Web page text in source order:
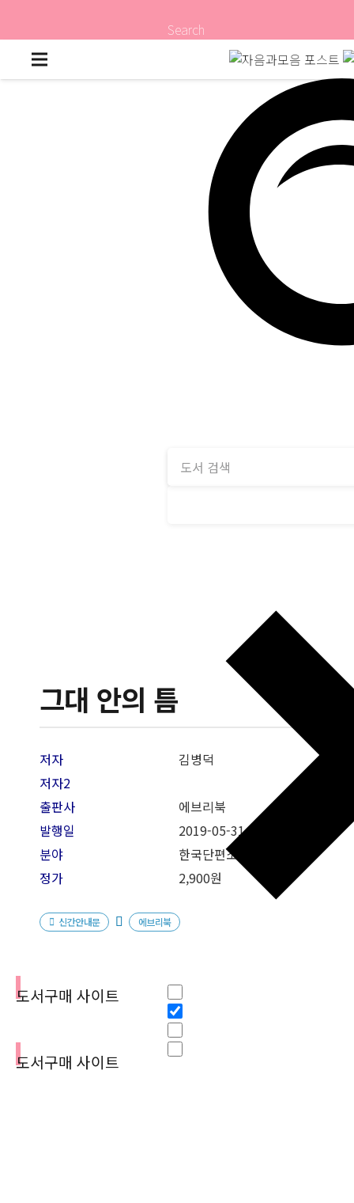
Search
그대 안의 틈
저자
김병덕
저자2
출판사
에브리북
발행일
2019-05-31
분야
한국단편소설
정가
2,900원
신간안내문 에브리북
도서구매 사이트
도서구매 사이트